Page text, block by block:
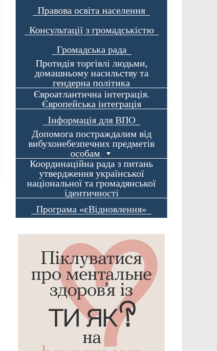
Правова освіта населення
Консультації з громадськістю
Громадська рада
Протидія торгівлі людьми,
домашньому насильству та
гендерна політика
Євроатлантична інтеграція.
Європейська інтеграція
Інформація для ВПО
Допомога постраждалим від
вибухонебезпечних предметів
особам
Координаційна рада з питань
утвердження української
національної та громадянської
ідентичності
Програма «єВідновлення»